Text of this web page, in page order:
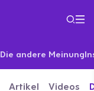
Die andere Meinung
Artikel Videos